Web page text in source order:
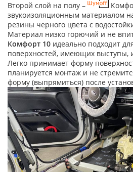
Второй слой на полу –
звукоизоляционным материалом
резины черного цвета с
Материал низко горючий и не
Комфорт 10 идеально подходит
поверхностей, имеющих выступы,
Легко принимает форму
планируется монтаж и не
форму (выпрямиться) после